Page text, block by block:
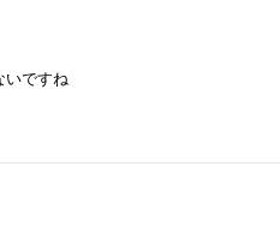
いですね